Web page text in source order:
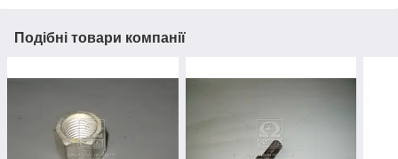
Подібні товари компанії